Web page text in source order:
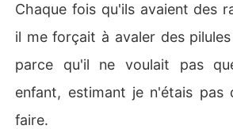
Chaque fois qu'ils avaient des
il me forçait à avaler des
parce qu'il ne voulait pas
enfant, estimant je n'étais pas
faire.